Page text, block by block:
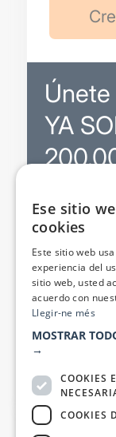
Únete
YA
Valora
Ese sitio
cookies
Este sitio web
experiencia del
sitio web, usted
acuerdo con
Llegir-ne més
MOSTRAR
→
COOKIES
COOKIES